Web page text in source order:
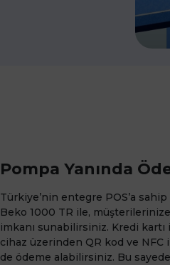
Pompa Yanında
Türkiye’nin entegre POS’a
Beko 1000 TR ile,
imkanı sunabilirsiniz. Kredi
cihaz üzerinden QR kod ve
de ödeme alabilirsiniz. Bu